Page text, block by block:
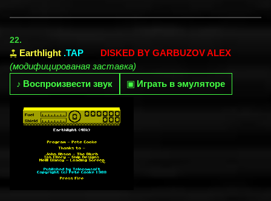
22.
Earthlight .TAP
DISKED BY GARBUZOV ALEX
(модифицированая заставка)
♪ Воспроизвести звук ▣ Играть в эмуляторе